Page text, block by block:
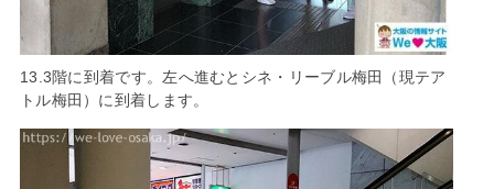
13.3階に到着です。左へ進むとシネ・リーブル梅田（現テア
トル梅田）に到着します。